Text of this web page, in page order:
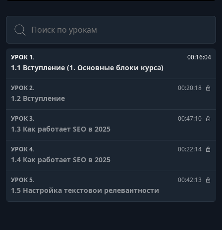
Поиск
УРОК 1. 00:16:04
1.1 Вступление (1. Основные блоки курса)
УРОК 2. 00:20:18
1.2 Вступление
УРОК 3. 00:47:10
1.3 Как работает SEO в 2025
УРОК 4. 00:22:14
1.4 Как работает SEO в 2025
УРОК 5. 00:42:13
1.5 Настройка текстовои релевантности